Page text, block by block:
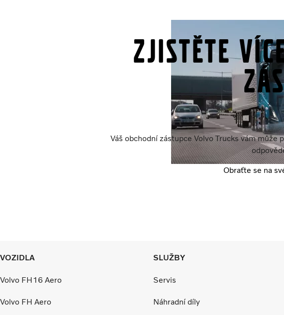
Zjistěte
Váš obchodní zástupce Volvo Trucks vám
Obraťte se na
VOZIDLA
Volvo FH16 Aero
Volvo FH Aero
SLUŽBY
Servis
Náhradní díly